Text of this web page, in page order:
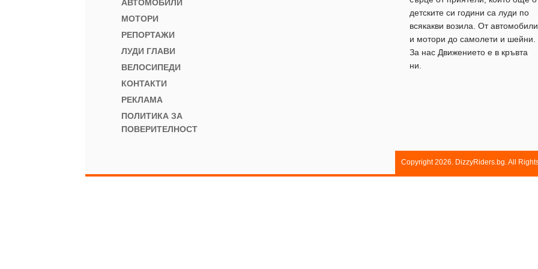
АВТОМОБИЛИ
МОТОРИ
РЕПОРТАЖИ
ЛУДИ ГЛАВИ
ВЕЛОСИПЕДИ
КОНТАКТИ
РЕКЛАМА
ПОЛИТИКА ЗА
ПОВЕРИТЕЛНОСТ
детските си години са луди по
всякакви возила. От автомобили
и мотори до самолети и шейни.
За нас Движението е в кръвта
ни.
Copyright 2026. DizzyRiders.bg. All